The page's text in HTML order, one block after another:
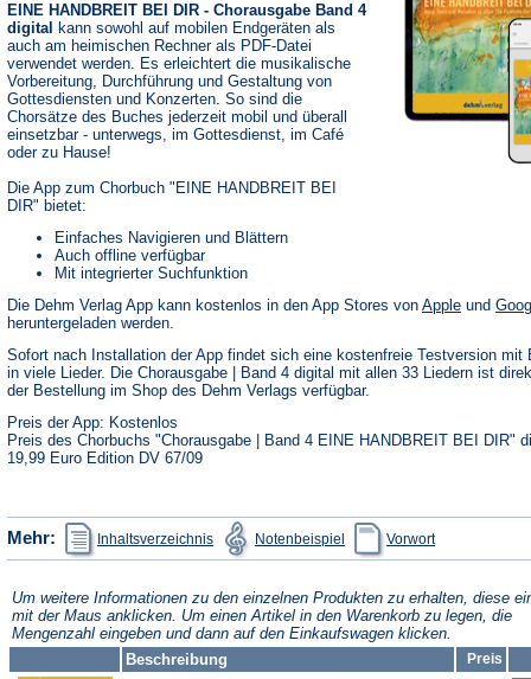
EINE HANDBREIT BEI DIR - Chorausgabe Band 4
digital kann sowohl auf mobilen Endgeräten als
auch am heimischen Rechner als PDF-Datei
verwendet werden. Es erleichtert die musikalische
Vorbereitung, Durchführung und Gestaltung von
Gottesdiensten und Konzerten. So sind die
Chorsätze des Buches jederzeit mobil und überall
einsetzbar - unterwegs, im Gottesdienst, im Café
oder zu Hause!
Die App zum Chorbuch "EINE HANDBREIT BEI
DIR" bietet:
Einfaches Navigieren und Blättern
Auch offline verfügbar
Mit integrierter Suchfunktion
Die Dehm Verlag App kann kostenlos in den App Stores von Apple(Öffnet
neuen
Tab)
und
heruntergeladen werden.
Sofort nach Installation der App findet sich eine kostenfreie Testversion mit
in viele Lieder. Die Chorausgabe | Band 4 digital mit allen 33 Liedern ist
der Bestellung im Shop des Dehm Verlags verfügbar.
Preis der App: Kostenlos
Preis des Chorbuchs "Chorausgabe | Band 4 EINE HANDBREIT BEI DIR"
19,99 Euro Edition DV 67/09
Mehr: Inhaltsverzeichnis
(Öffnet
in
einem
Tab)
Notenbeispiel
(Öffnet
in
einem
Tab)
Vorwortin
einem
Tab)
Um weitere Informationen zu den einzelnen Produkten zu erhalten, diese
mit der Maus anklicken. Um einen Artikel in den Warenkorb zu legen, die
Mengenzahl eingeben und dann auf den Einkaufswagen klicken.
Beschreibung
Preis